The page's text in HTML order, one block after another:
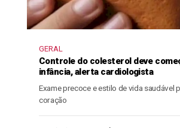
GERAL
Controle do colesterol deve
infância, alerta cardiologista
Exame precoce e estilo de vida saudável
coração